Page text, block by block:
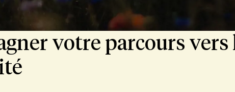
votre parcours vers